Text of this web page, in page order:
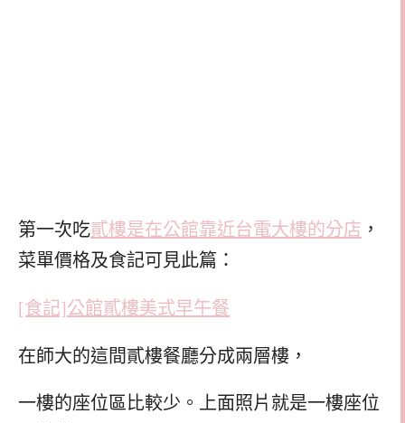
第一次吃貳樓是在公館靠近台電大樓的分店 ，
菜單價格及食記可見此篇：
[食記]公館貳樓美式早午餐
在師大的這間貳樓餐廳分成兩層樓，
一樓的座位區比較少。上面照片就是一樓座位